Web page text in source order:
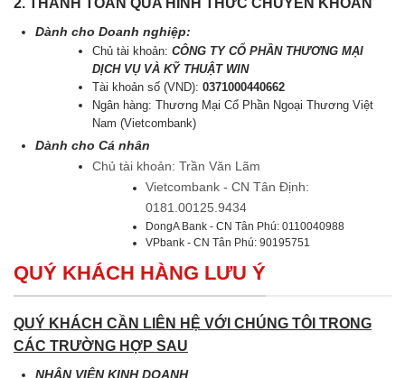
Dành cho Doanh nghiệp:
Chủ tài khoản:CÔNG TY CỔ PHẦN THƯƠNG MẠI
DỊCH VỤ VÀ KỸ THUẬT WIN
Tài khoản số (VND):0371000440662
Ngân hàng: Thương Mại Cổ Phần Ngoại Thương Việt
Nam (Vietcombank)
Dành cho Cá nhân
Chủ tài khoản: Trần Văn Lãm
Vietcombank - CN Tân Định:
0181.00125.9434
DongA Bank - CN Tân Phú: 0110040988
VPbank - CN Tân Phú: 90195751
QUÝ KHÁCH HÀNG LƯU Ý
QUÝ KHÁCH CẦN LIÊN HỆ VỚI CHÚNG TÔI TRONG
CÁC TRƯỜNG HỢP SAU
NHÂN VIÊN KINH DOANH